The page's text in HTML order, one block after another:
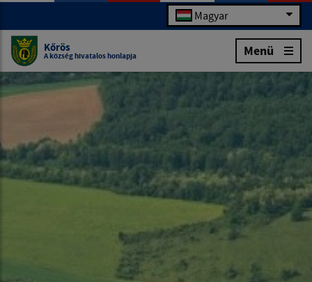
Magyar
Kőrös
A község hivatalos honlapja Menü